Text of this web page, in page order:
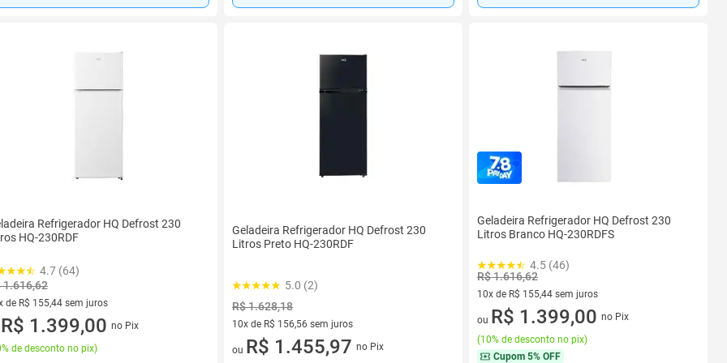
Refrigerador HQ Defrost 230
HQ-230RDF
4.7 (64)
1.616,62
de R$ 155,44 sem juros
vez de R$ 155,44 sem juros
R$ 1.399,00 no Pix
de desconto no pix)
Geladeira Refrigerador HQ Defrost 230
Litros Preto HQ-230RDF
5.0 (2)
R$ 1.628,18
10x de R$ 156,56 sem juros
10 vez de R$ 156,56 sem juros
ou R$ 1.455,97 no Pix
Geladeira Refrigerador HQ Defrost 230
Litros Branco HQ-230RDFS
4.5 (46)
R$ 1.616,62
10x de R$ 155,44 sem juros
10 vez de R$ 155,44 sem juros
ou R$ 1.399,00 no Pix
(10% de desconto no pix)
Cupom 5% OFF